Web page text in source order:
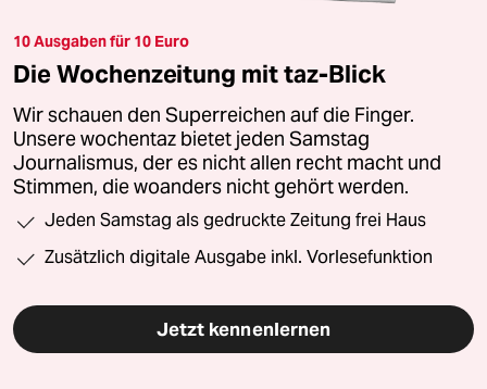
10 Ausgaben für 10 Euro
Die Wochenzeitung mit taz-Blick
Wir schauen den Superreichen auf die Finger.
Unsere wochentaz bietet jeden Samstag
Journalismus, der es nicht allen recht macht und
Stimmen, die woanders nicht gehört werden.
Jeden Samstag als gedruckte Zeitung frei Haus
Zusätzlich digitale Ausgabe inkl. Vorlesefunktion
Jetzt kennenlernen